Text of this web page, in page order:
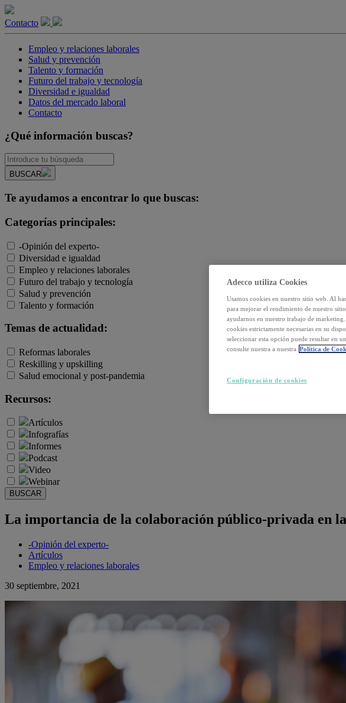
Contacto
Empleo y relaciones laborales
Salud y prevención
Talento y formación
Futuro del trabajo y tecnología
Diversidad e igualdad
Datos del mercado laboral
Contacto
¿Qué información buscas?
BUSCAR
Te ayudamos a encontrar lo que buscas:
Categorías principales:
-Opinión del experto-
Diversidad e igualdad
Empleo y relaciones laborales
Futuro del trabajo y tecnología
Salud y prevención
Talento y formación
Temas de actualidad:
Reformas laborales
Reskilling y upskilling
Salud emocional y post-pandemia
Recursos:
Artículos
Infografías
Informes
Podcast
Video
Webinar
BUSCAR
La importancia de la colaboración público-privada en
-Opinión del experto-
Artículos
Empleo y relaciones laborales
30 septiembre, 2021
Adecco utiliza Cookies
Usamos cookies en nuestro sitio web. Al
para mejorar el rendimiento de nuestro
ayudarnos en nuestro trabajo de
cookies estrictamente necesarias en su
seleccionar esta opción puede resultar en
consulte nuestra a nuestra Política de
Configuración de cookies